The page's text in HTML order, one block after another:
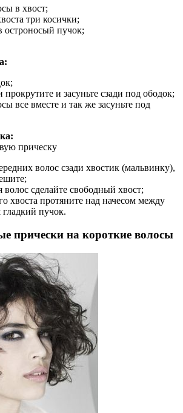
в хвост;
три косички;
остроносый пучок;
и засуньте сзади под ободок;
все вместе и так же засуньте под
волос сзади хвостик (мальвинку),
волос сделайте свободный хвост;
хвоста протяните над начесом между
гладкий пучок.
прически на короткие волосы